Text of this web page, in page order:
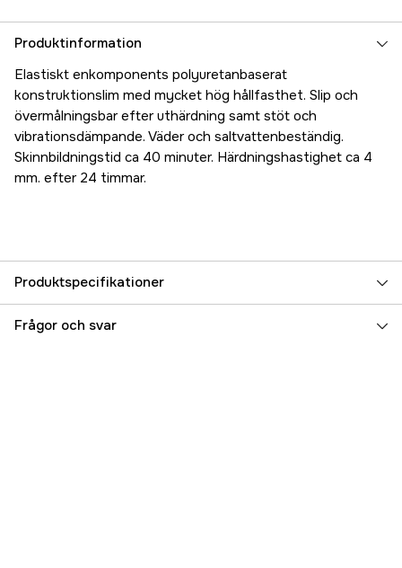
Produktinformation
Elastiskt enkomponents polyuretanbaserat
konstruktionslim med mycket hög hållfasthet. Slip och
övermålningsbar efter uthärdning samt stöt och
vibrationsdämpande. Väder och saltvattenbeständig.
Skinnbildningstid ca 40 minuter. Härdningshastighet ca 4
mm. efter 24 timmar.
Produktspecifikationer
Referensnummer 5000023584
Frågor och svar